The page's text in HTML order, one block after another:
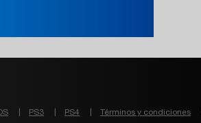
PS3 PS4 Términos y condiciones